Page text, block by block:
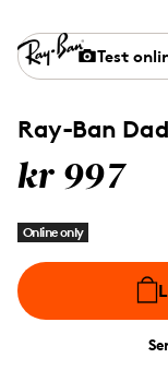
Ray-Ban
kr 997
Online only
Test